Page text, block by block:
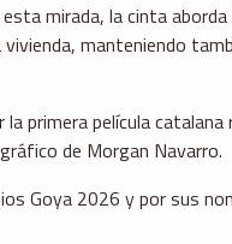
mirada, la cinta
vivienda, manteniendo
película
de Morgan Navarro.
Goya 2026 y por sus